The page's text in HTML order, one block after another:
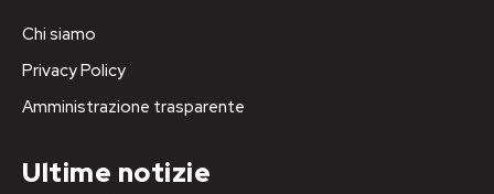
Chi siamo
Privacy Policy
Amministrazione trasparente
Ultime notizie